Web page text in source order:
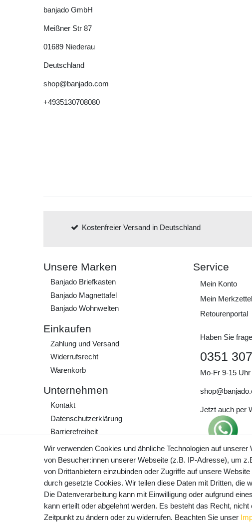
banjado GmbH
Meißner Str 87
01689 Niederau
Deutschland
shop@banjado.com
+4935130708080
Kostenfreier Versand in Deutschland
Unsere Marken
Banjado Briefkasten
Banjado Magnettafel
Banjado Wohnwelten
Einkaufen
Zahlung und Versand
Widerrufs­recht
Warenkorb
Unternehmen
Kontakt
Daten­schutz­erklärung
Barrierefreiheit
AGB
Impressum
Werde Teil unserer
Community
Service
Mein Konto
Mein Merkzettel
Retourenportal
Haben Sie
0351
Mo-Fr 9-15 Uhr
Jetzt auch per
Preisangaben
zzgl. Service-
Wir verwenden Cookies und ähnliche Technologien auf
von Besucher:innen unserer Webseite (z.B. IP-Adresse), um
von Drittanbietern einzubinden oder Zugriffe auf unsere
durch gesetzte Cookies. Wir teilen diese Daten mit Dritten, die
Die Datenverarbeitung kann mit Einwilligung oder aufgrund
kann erteilt oder abgelehnt werden. Es besteht das Recht,
Zeitpunkt zu ändern oder zu widerrufen. Beachten Sie unser